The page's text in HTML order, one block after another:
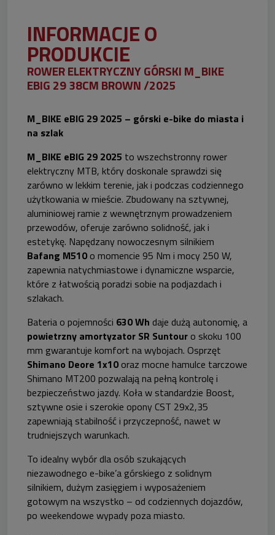
INFORMACJE O
PRODUKCIE
ROWER ELEKTRYCZNY GÓRSKI M_BIKE
EBIG 29 38CM BROWN /2025
M_BIKE eBIG 29 2025 – górski e-bike do miasta i
na szlak
M_BIKE eBIG 29 2025 to wszechstronny rower
elektryczny MTB, który doskonale sprawdzi się
zarówno w lekkim terenie, jak i podczas codziennego
użytkowania w mieście. Zbudowany na sztywnej,
aluminiowej ramie z wewnętrznym prowadzeniem
przewodów, oferuje zarówno solidność, jak i
estetykę. Napędzany nowoczesnym silnikiem
Bafang M510 o momencie 95 Nm i mocy 250 W,
zapewnia natychmiastowe i dynamiczne wsparcie,
które z łatwością poradzi sobie na podjazdach i
szlakach.
Bateria o pojemności 630 Wh daje dużą autonomię, a
powietrzny amortyzator SR Suntour o skoku 100
mm gwarantuje komfort na wybojach. Osprzęt
Shimano Deore 1x10 oraz mocne hamulce tarczowe
Shimano MT200 pozwalają na pełną kontrolę i
bezpieczeństwo jazdy. Koła w standardzie Boost,
sztywne osie i szerokie opony CST 29x2,35
zapewniają stabilność i przyczepność, nawet w
trudniejszych warunkach.
To idealny wybór dla osób szukających
niezawodnego e-bike’a górskiego z solidnym
silnikiem, dużym zasięgiem i wyposażeniem
gotowym na wszystko – od codziennych dojazdów,
po weekendowe wypady poza miasto.